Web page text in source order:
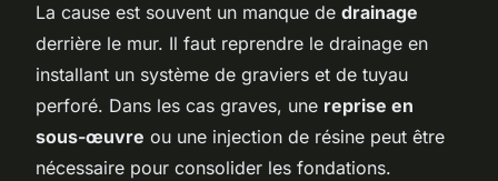
La cause est souvent un manque de drainage
derrière le mur. Il faut reprendre le drainage en
installant un système de graviers et de tuyau
perforé. Dans les cas graves, une reprise en
sous-œuvre ou une injection de résine peut être
nécessaire pour consolider les fondations.